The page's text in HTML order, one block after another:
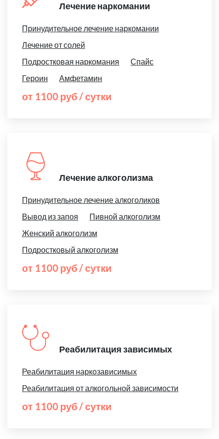
Лечение наркомании
Принудительное лечение наркомании
Лечение от солей
Подростковая наркомания
Спайс
Героин
Амфетамин
от 1100 руб / сутки
Лечение алкоголизма
Принудительное лечение алкоголиков
Вывод из запоя
Пивной алкоголизм
Женский алкоголизм
Подростковый алкоголизм
от 1100 руб / сутки
Реабилитация зависимых
Реабилитация наркозависимых
Реабилитация от алкогольной зависимости
от 1100 руб / сутки